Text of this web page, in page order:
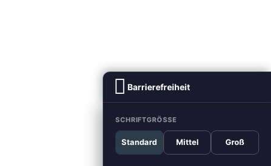
Barrierefreiheit
SCHRIFTGRÖSSE
Standard Mittel Groß